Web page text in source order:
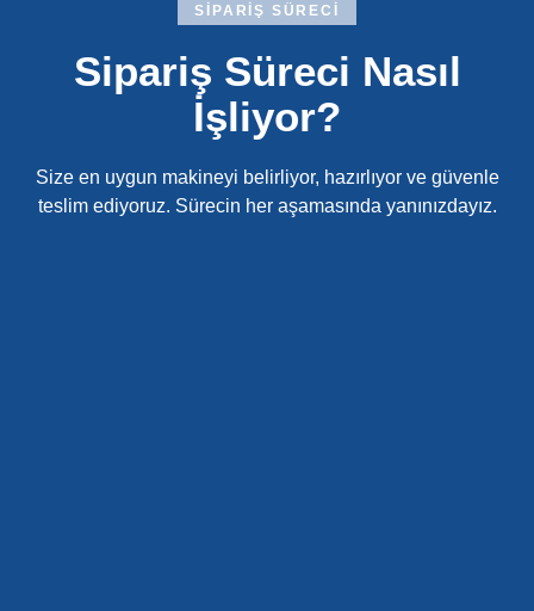
SIPARIŞ SÜRECI
Sipariş Süreci Nasıl
İşliyor?
Size en uygun makineyi belirliyor, hazırlıyor ve güvenle
teslim ediyoruz. Sürecin her aşamasında yanınızdayız.